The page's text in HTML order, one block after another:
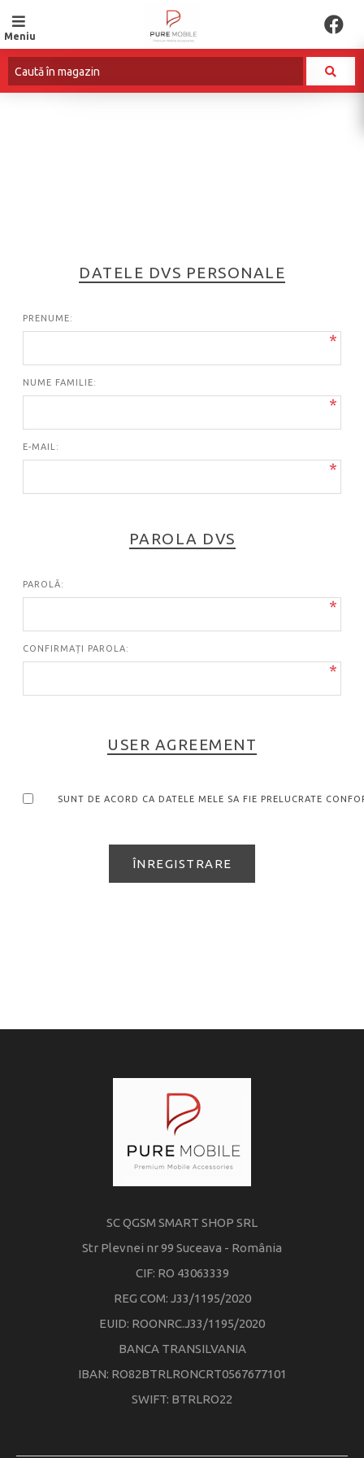
Meniu
DATELE DVS PERSONALE
PRENUME:
*
NUME FAMILIE:
*
E-MAIL:
*
PAROLA DVS
PAROLĂ:
*
CONFIRMAȚI PAROLA:
*
USER AGREEMENT
SUNT DE ACORD CA DATELE MELE SA FIE PRELUCRATE
SC QGSM SMART SHOP SRL
Str Plevnei nr 99 Suceava - România
CIF: RO 43063339
REG COM: J33/1195/2020
EUID: ROONRC.J33/1195/2020
BANCA TRANSILVANIA
IBAN: RO82BTRLRONCRT0567677101
SWIFT: BTRLRO22